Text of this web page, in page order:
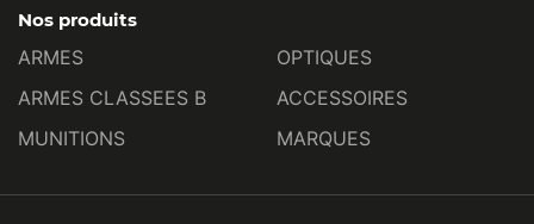
Nos produits
ARMES
ARMES CLASSEES B
MUNITIONS
OPTIQUES
ACCESSOIRES
MARQUES